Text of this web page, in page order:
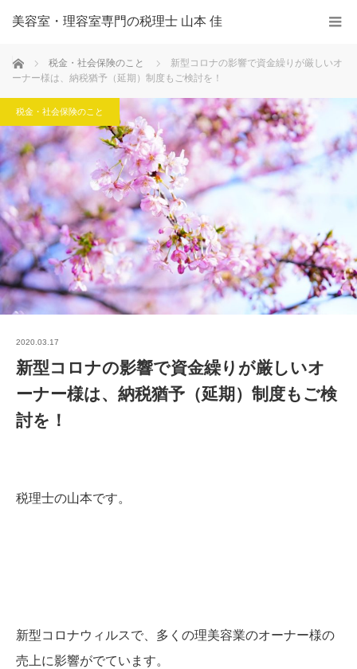
美容室・理容室専門の税理士 山本 佳
ホーム 税金・社会保険のこと
新型コロナの影響で資金繰りが厳しいオ
ーナー様は、納税猶予（延期）制度もご検討を！
税金・社会保険のこと
2020.03.17
新型コロナの影響で資金繰りが厳しいオ
ーナー様は、納税猶予（延期）制度もご検
討を！
税理士の山本です。
新型コロナウィルスで、多くの理美容業のオーナー様の
売上に影響がでています。